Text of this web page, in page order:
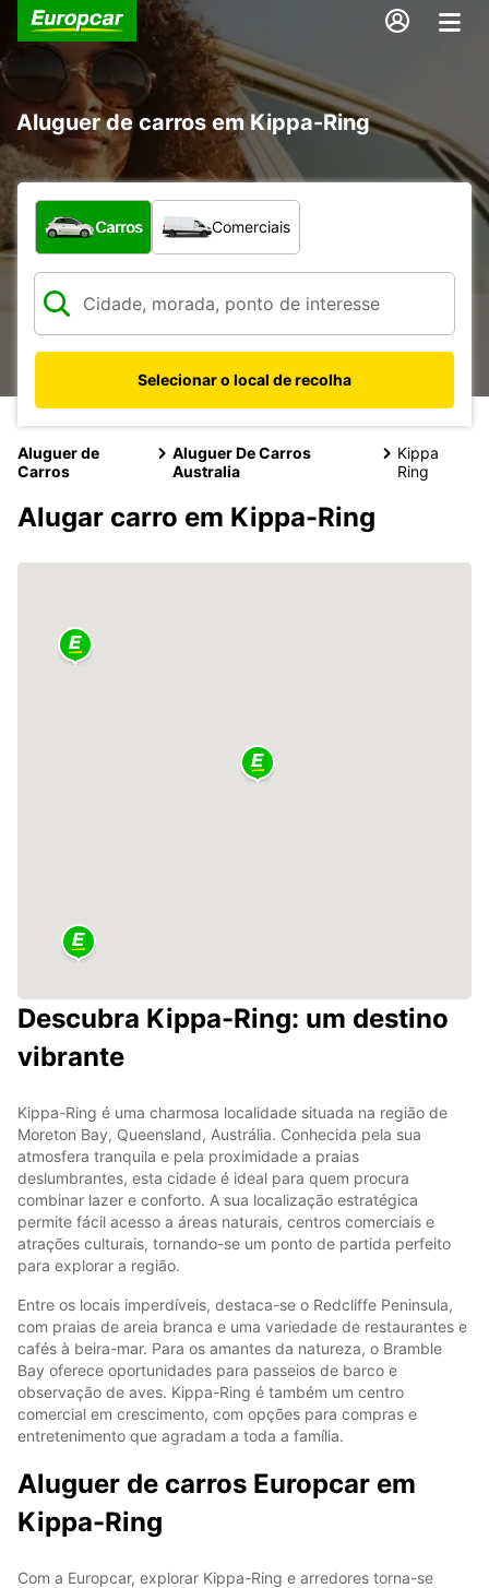
Aluguer de carros em Kippa-Ring
Que tipo de veículo pretende?
Carros Comerciais
Selecionar o local de recolha
Aluguer de
Carros
Aluguer De Carros
Australia
Kippa
Ring
Alugar carro em Kippa-Ring
Descubra Kippa-Ring: um destino
vibrante
Kippa-Ring é uma charmosa localidade situada na região de
Moreton Bay, Queensland, Austrália. Conhecida pela sua
atmosfera tranquila e pela proximidade a praias
deslumbrantes, esta cidade é ideal para quem procura
combinar lazer e conforto. A sua localização estratégica
permite fácil acesso a áreas naturais, centros comerciais e
atrações culturais, tornando-se um ponto de partida perfeito
para explorar a região.
Entre os locais imperdíveis, destaca-se o Redcliffe Peninsula,
com praias de areia branca e uma variedade de restaurantes e
cafés à beira-mar. Para os amantes da natureza, o Bramble
Bay oferece oportunidades para passeios de barco e
observação de aves. Kippa-Ring é também um centro
comercial em crescimento, com opções para compras e
entretenimento que agradam a toda a família.
Aluguer de carros Europcar em
Kippa-Ring
Com a Europcar, explorar Kippa-Ring e arredores torna-se